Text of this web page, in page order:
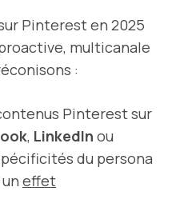
Pinterest en 2025
multicanale
:
Pinterest sur
, LinkedIn ou
du persona
effet